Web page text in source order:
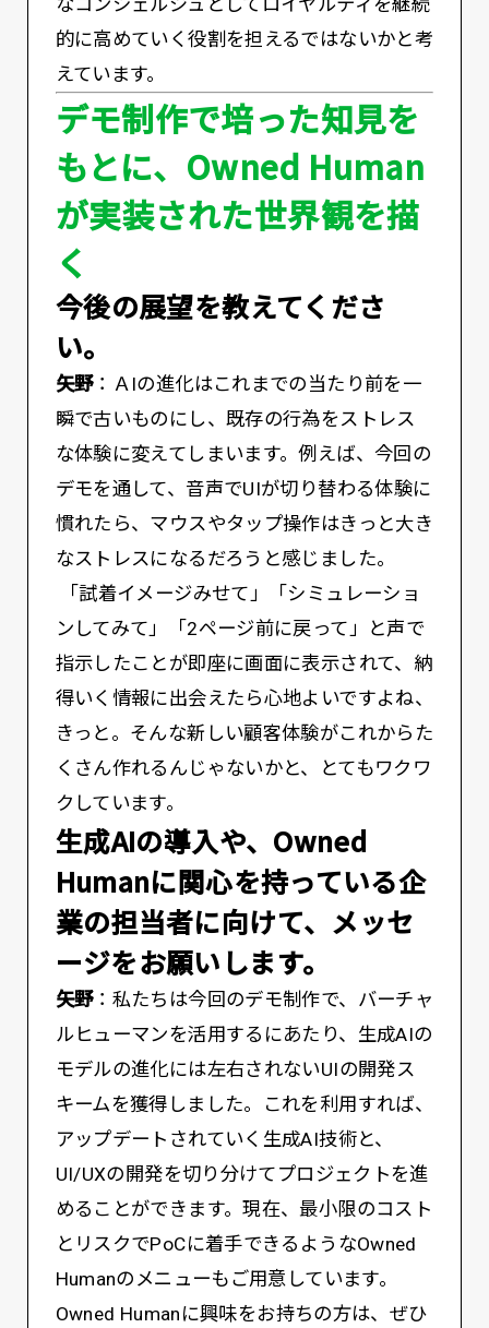
的に高めていく役割を担えるではないかと考
えています。
デモ制作で培った知見を
もとに、Owned Human
が実装された世界観を描
く
――今後の展望を教えてくださ
い。
矢野：ＡIの進化はこれまでの当たり前を一
瞬で古いものにし、既存の行為をストレス
な体験に変えてしまいます。例えば、今回の
デモを通して、音声でUIが切り替わる体験に
慣れたら、マウスやタップ操作はきっと大き
なストレスになるだろうと感じました。
「試着イメージみせて」「シミュレーショ
ンしてみて」「2ページ前に戻って」と声で
指示したことが即座に画面に表示されて、納
得いく情報に出会えたら心地よいですよね、
きっと。そんな新しい顧客体験がこれからた
くさん作れるんじゃないかと、とてもワクワ
クしています。
――生成AIの導入や、Owned
Humanに関心を持っている企
業の担当者に向けて、メッセ
ージをお願いします。
矢野：私たちは今回のデモ制作で、バーチャ
ルヒューマンを活用するにあたり、生成AIの
モデルの進化には左右されないUIの開発ス
キームを獲得しました。これを利用すれば、
アップデートされていく生成AI技術と、
UI/UXの開発を切り分けてプロジェクトを進
めることができます。現在、最小限のコスト
とリスクでPoCに着手できるようなOwned
Humanのメニューもご用意しています。
Owned Humanに興味をお持ちの方は、ぜひ